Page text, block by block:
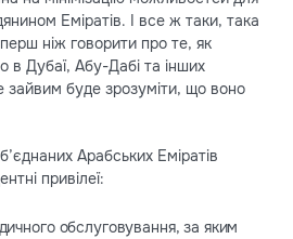
Еміратів. І все ж таки, така
ніж говорити про те, як
в Дубаї, Абу-Дабі та інших
зайвим буде зрозуміти, що воно
Арабських Еміратів
привілеї:
обслуговування, за яким